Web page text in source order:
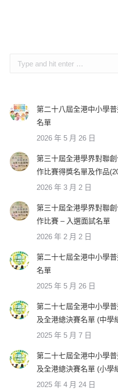
Search:
第二十八屆全港中小學
名單
2026 年 5 月 26 日
第三十屆全港學界對聯
作比賽得獎名單及作品
2026 年 3 月 2 日
第三十屆全港學界對聯
作比賽 – 入選面試名單
2026 年 2 月 2 日
第二十七屆全港中小學
名單
2025 年 5 月 26 日
第二十七屆全港中小學
及全港總決賽名單 (中學
2025 年 5 月 7 日
第二十七屆全港中小學
及全港總決賽名單 (小學
2025 年 4 月 24 日